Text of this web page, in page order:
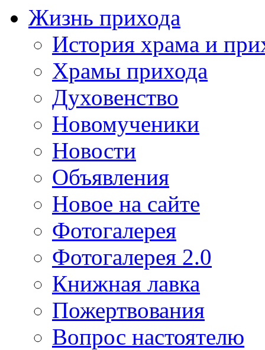
Жизнь прихода
История храма и
Храмы прихода
Духовенство
Новомученики
Новости
Объявления
Новое на сайте
Фотогалерея
Фотогалерея 2.0
Книжная лавка
Пожертвования
Вопрос настоятелю